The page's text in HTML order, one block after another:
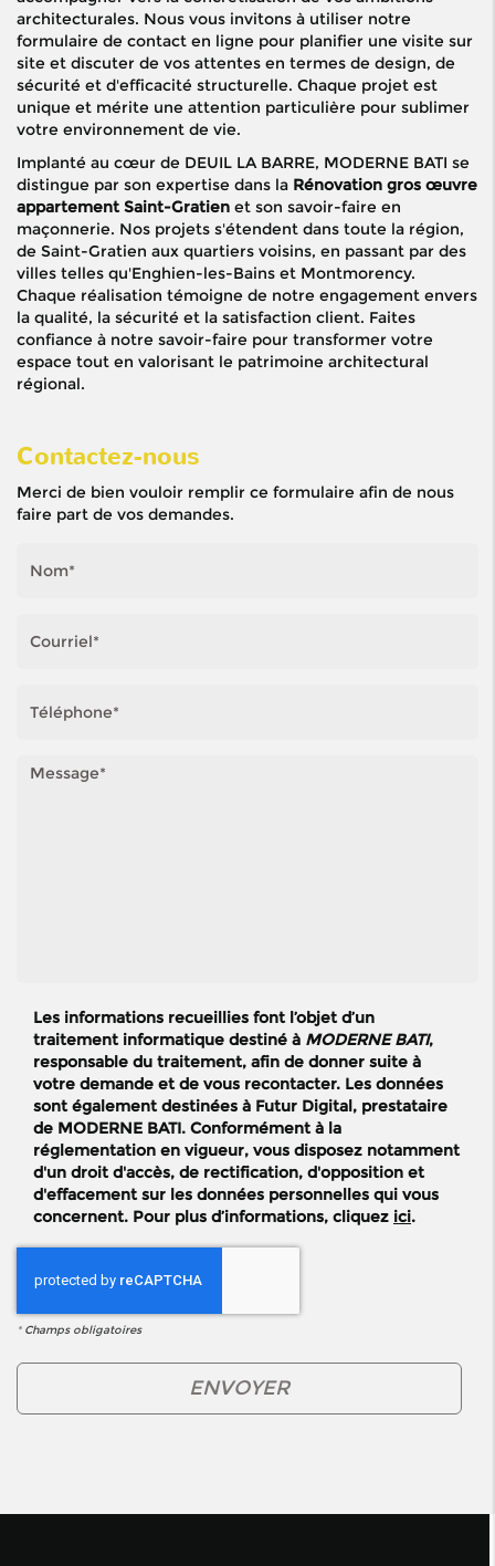
architecturales. Nous vous invitons à utiliser notre
formulaire de contact en ligne pour planifier une visite sur
site et discuter de vos attentes en termes de design, de
sécurité et d'efficacité structurelle. Chaque projet est
unique et mérite une attention particulière pour sublimer
votre environnement de vie.
Implanté au cœur de DEUIL LA BARRE, MODERNE BATI se
distingue par son expertise dans la Rénovation gros œuvre
appartement Saint-Gratien et son savoir-faire en
maçonnerie. Nos projets s'étendent dans toute la région,
de Saint-Gratien aux quartiers voisins, en passant par des
villes telles qu'Enghien-les-Bains et Montmorency.
Chaque réalisation témoigne de notre engagement envers
la qualité, la sécurité et la satisfaction client. Faites
confiance à notre savoir-faire pour transformer votre
espace tout en valorisant le patrimoine architectural
régional.
Contactez-nous
Merci de bien vouloir remplir ce formulaire afin de nous
faire part de vos demandes.
Les informations recueillies font l’objet d’un
traitement informatique destiné à MODERNE BATI,
responsable du traitement, afin de donner suite à
votre demande et de vous recontacter. Les données
sont également destinées à Futur Digital, prestataire
de MODERNE BATI. Conformément à la
réglementation en vigueur, vous disposez notamment
d'un droit d'accès, de rectification, d'opposition et
d'effacement sur les données personnelles qui vous
concernent. Pour plus d’informations, cliquez ici.
* Champs obligatoires